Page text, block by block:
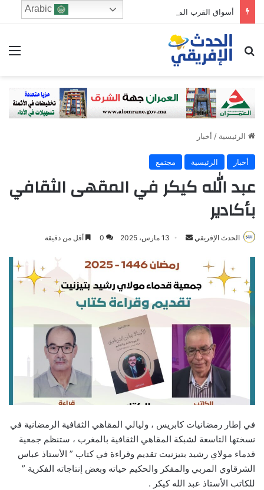
أسواق القرب المغلقة تستنفر وزارة الداخلية.. أبحاث موسعة حول مشاريع بملايير الدراهم
ابحث عن
الرئيسية / أخبار
أخبار الرئيسية مجتمع
عبد الله كيكر في المقهى الثقافي
بأكادير
الحدث الإفريقي
Send
email
13 مارس، 2025 0 أقل من دقيقة
في إطار رمضانيات كابريس ، وليالي المقاهي الثقافية الرمضانية في
نسختها التاسعة لشبكة المقاهي الثقافية بالمغرب ، ستنظم جمعية
قدماء مولاي رشيد بتيزنيت تقديم وقراءة في كتاب ” الأستاذ عباس
الشرقاوي المربي والمفكر والحكيم حياته وبعض إنتاجاته الفكرية ”
للكاتب الأستاذ عبد الله كيكر .
Arabic